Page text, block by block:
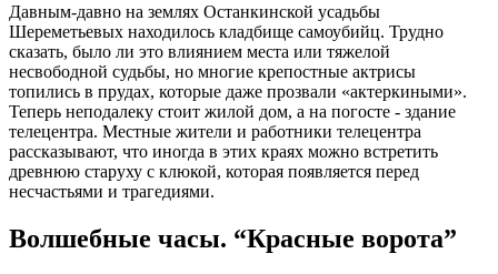
Давным-давно на землях Останкинской усадьбы
Шереметьевых находилось кладбище самоубийц. Трудно
сказать, было ли это влиянием места или тяжелой
несвободной судьбы, но многие крепостные актрисы
топились в прудах, которые даже прозвали «актеркиными».
Теперь неподалеку стоит жилой дом, а на погосте - здание
телецентра. Местные жители и работники телецентра
рассказывают, что иногда в этих краях можно встретить
древнюю старуху с клюкой, которая появляется перед
несчастьями и трагедиями.
Волшебные часы. “Красные ворота”